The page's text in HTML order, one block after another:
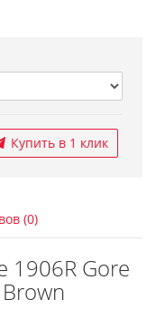
Купить в 1 клик
(0)
1906R Gore